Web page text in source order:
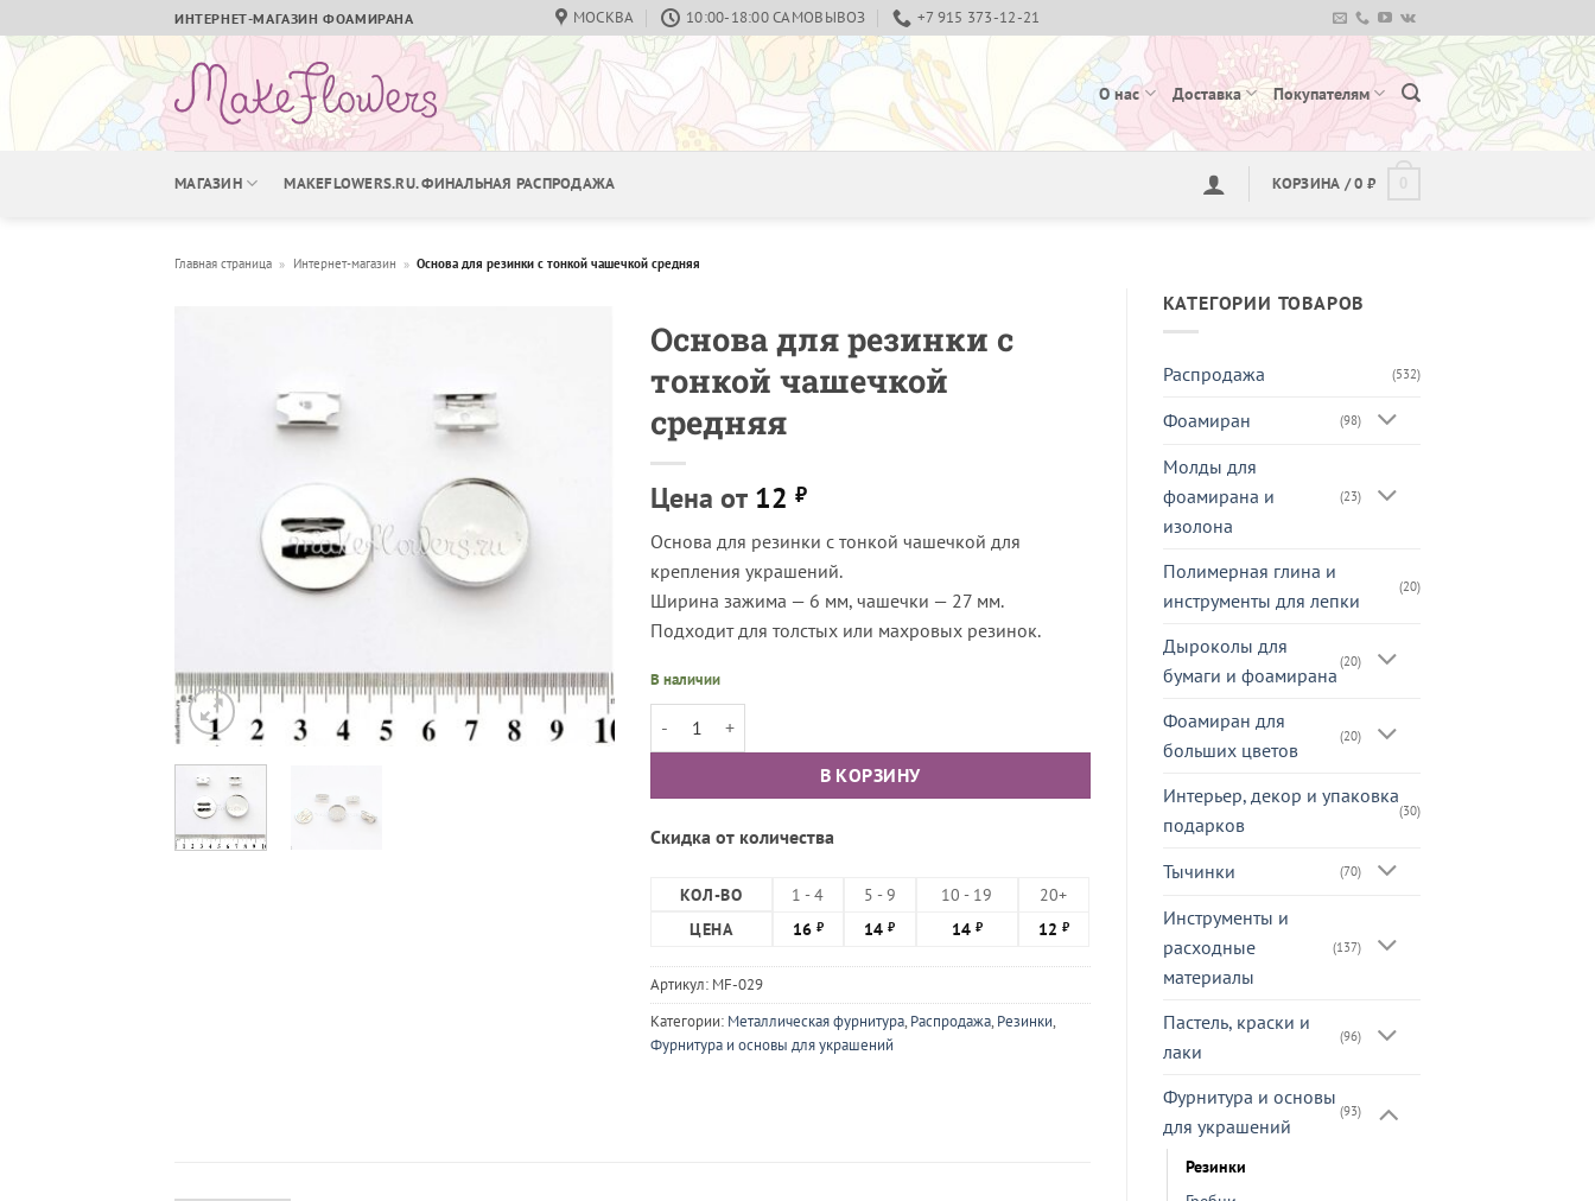
to
content
ИНТЕРНЕТ-МАГАЗИН ФОАМИРАНА МОСКВА 10:00-18:00 САМОВЫВОЗ +7 915 373-12-21
О нас Доставка Покупателям
МАГАЗИН MAKEFLOWERS.RU. ФИНАЛЬНАЯ РАСПРОДАЖА КОРЗИНА /0 ₽
Главная страница » Интернет-магазин » Основа для резинки с тонкой чашечкой средняя
КАТЕГОРИИ ТОВАРОВ
Распродажа (532)
Фоамиран (98)
Молды для
фоамирана и
изолона
(23)
Полимерная глина и
инструменты для лепки
(20)
Дыроколы для
бумаги и фоамирана
(20)
Фоамиран для
больших цветов
(20)
Интерьер, декор и упаковка
подарков
(30)
Тычинки (70)
Инструменты и
расходные
материалы
(137)
Пастель, краски и
лаки
(96)
Фурнитура и основы
для украшений
(93)
Резинки
Основа для резинки с
тонкой чашечкой
средняя
Цена от 12 ₽
Основа для резинки с тонкой чашечкой для
крепления украшений.
Ширина зажима — 6 мм, чашечки — 27 мм.
Подходит для толстых или махровых резинок.
В наличии
Количество товара Основа для резинки с тонкой чашечкой средняя
В КОРЗИНУ
Скидка от количества
КОЛ-ВО 1 - 4 5 - 9 10 - 19
20+
ЦЕНА
16 ₽ 14₽ 14 ₽ 12 ₽
Артикул: MF-029
Категории: Металлическая фурнитура, Распродажа, Резинки,
Фурнитура и основы для украшений